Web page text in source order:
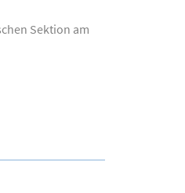
Sektion am